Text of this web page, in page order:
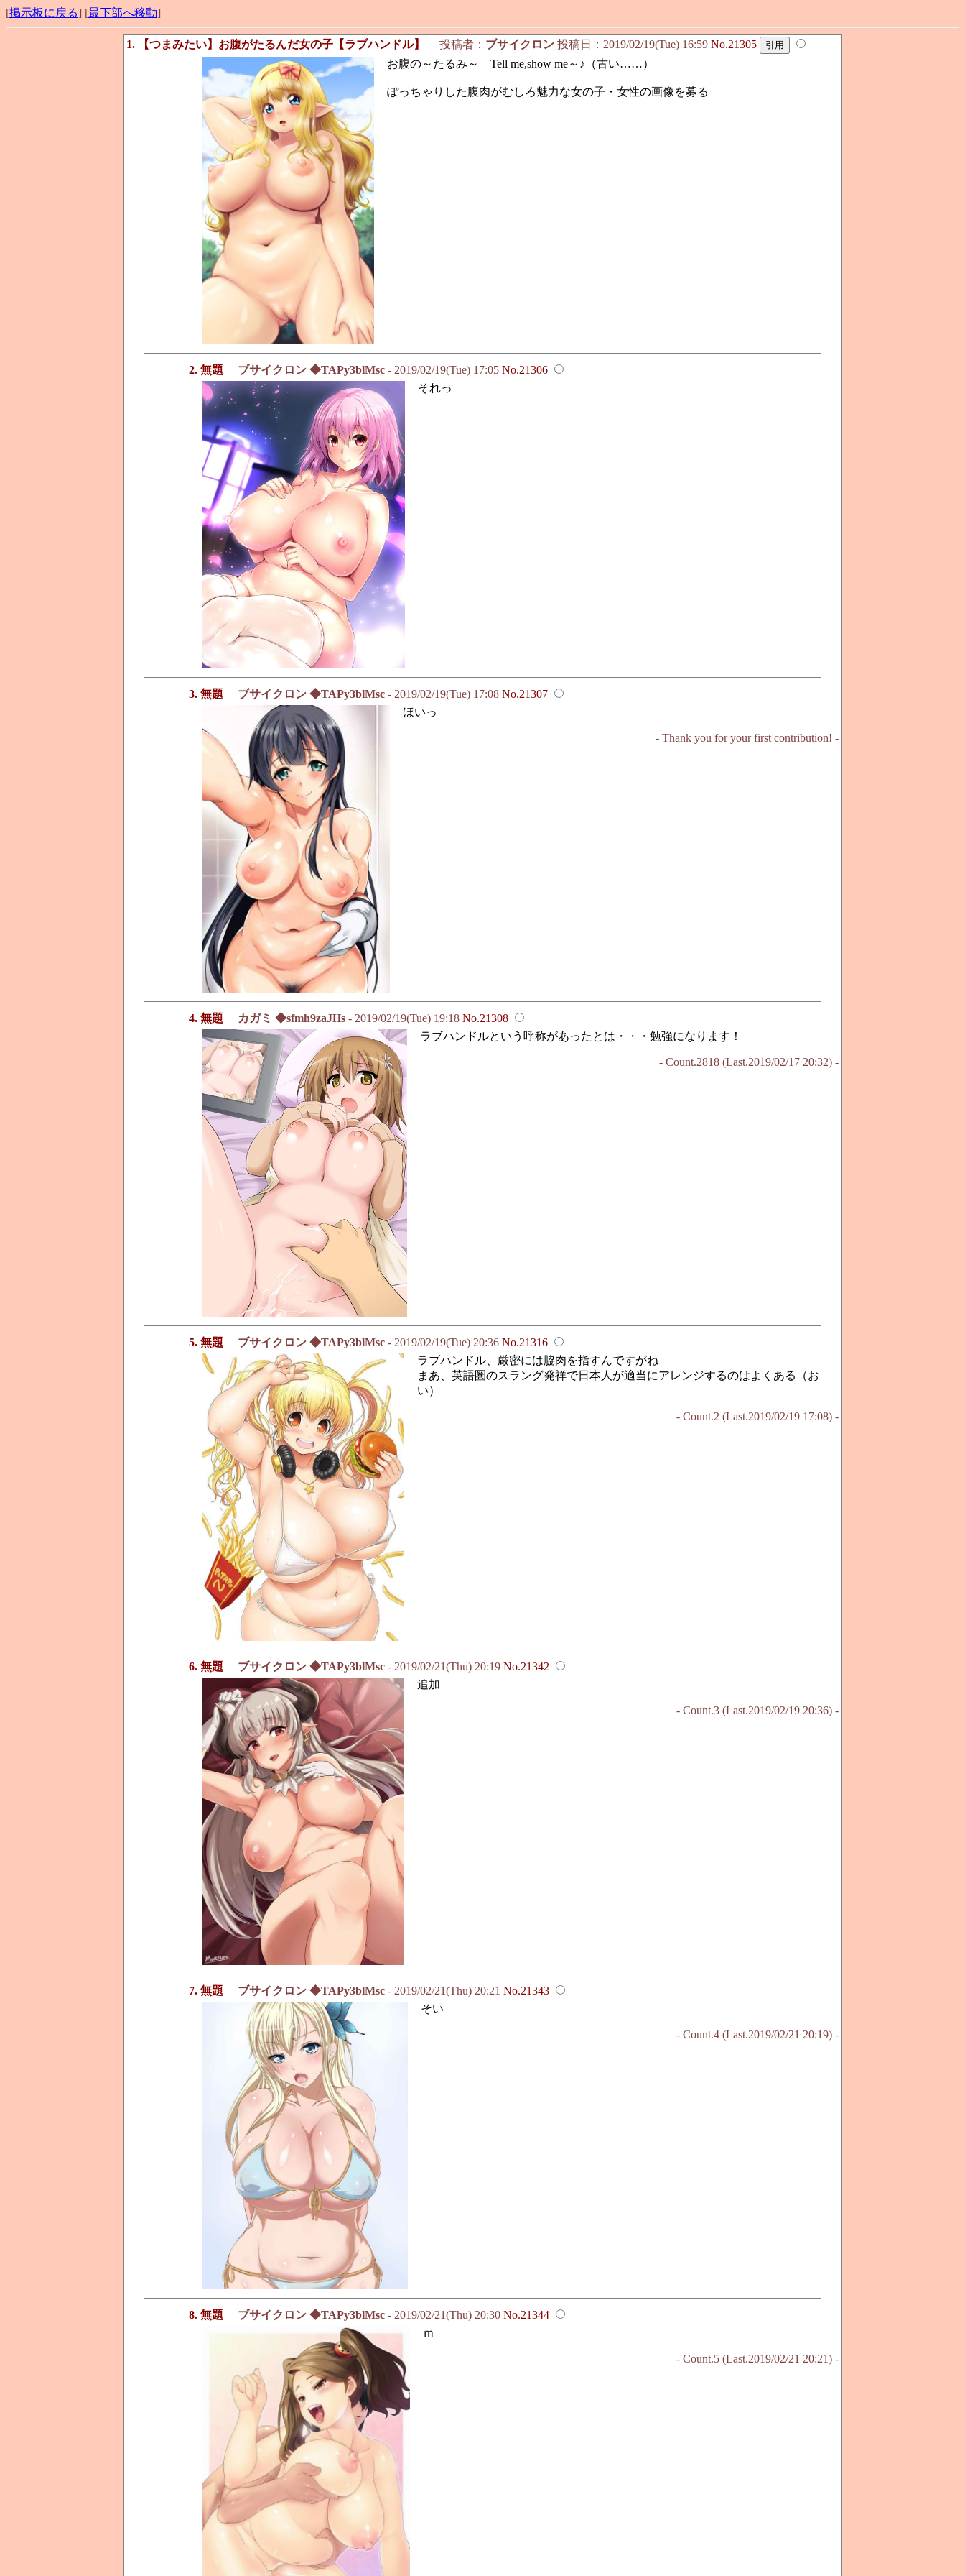
[掲示板に戻る] [最下部へ移動]
1. 【つまみたい】お腹がたるんだ女の子【ラブハンドル】 投稿者： ブサイクロン 投稿日：2019/02/19(Tue) 16:59 No.21305
お腹の～たるみ～ Tell me,show me～♪（古い……）
ぽっちゃりした腹肉がむしろ魅力な女の子・女性の画像を募る
2. 無題 ブサイクロン ◆TAPy3blMsc - 2019/02/19(Tue) 17:05 No.21306
それっ
3. 無題 ブサイクロン ◆TAPy3blMsc - 2019/02/19(Tue) 17:08 No.21307
ほいっ
- Thank you for your first contribution! -
4. 無題 カガミ ◆sfmh9zaJHs - 2019/02/19(Tue) 19:18 No.21308
ラブハンドルという呼称があったとは・・・勉強になります！
- Count.2818 (Last.2019/02/17 20:32) -
5. 無題 ブサイクロン ◆TAPy3blMsc - 2019/02/19(Tue) 20:36 No.21316
ラブハンドル、厳密には脇肉を指すんですがね
まあ、英語圏のスラング発祥で日本人が適当にアレンジするのはよくある（お
い）
- Count.2 (Last.2019/02/19 17:08) -
6. 無題 ブサイクロン ◆TAPy3blMsc - 2019/02/21(Thu) 20:19 No.21342
追加
- Count.3 (Last.2019/02/19 20:36) -
7. 無題 ブサイクロン ◆TAPy3blMsc - 2019/02/21(Thu) 20:21 No.21343
そい
- Count.4 (Last.2019/02/21 20:19) -
8. 無題 ブサイクロン ◆TAPy3blMsc - 2019/02/21(Thu) 20:30 No.21344
ｍ
- Count.5 (Last.2019/02/21 20:21) -